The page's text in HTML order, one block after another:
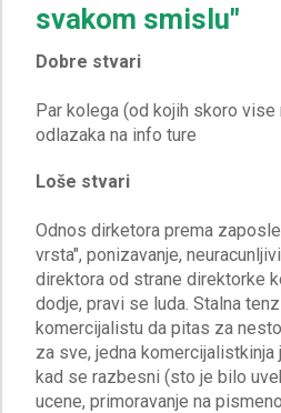
svakom smislu"
Dobre stvari
Par kolega (od kojih skoro
Loše stvari
Odnos dirketora prema
vrsta", ponizavanje,
direktora od strane direktorke
dodje, pravi se luda. Stalna
komercijalistu da pitas za
za sve, jedna
kad se razbesni (sto je bilo
ucene, primoravanje na